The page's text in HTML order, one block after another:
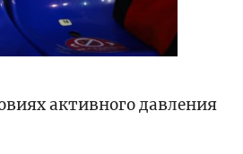
активного давления